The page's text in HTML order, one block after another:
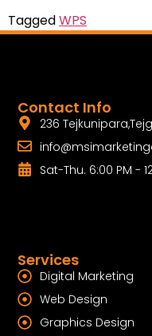
TaggedWPS
Services
Digital Marketing
Web Design
Graphics Design
Contact Info
236
Sat-Thu. 6:00 PM -